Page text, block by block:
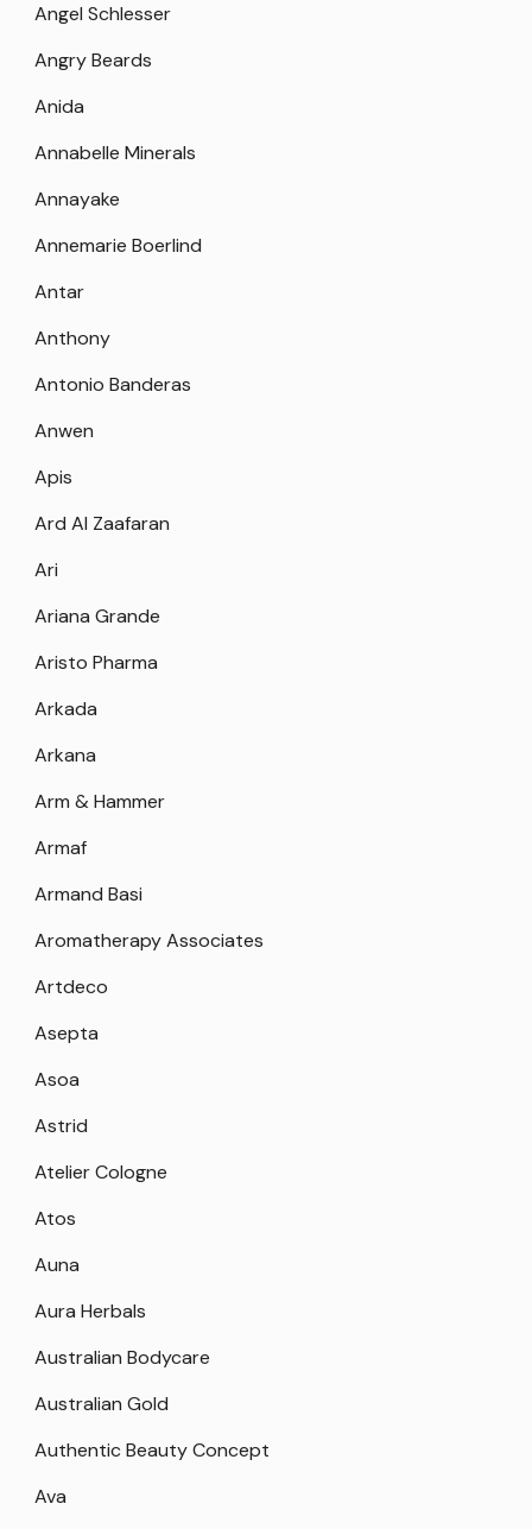
Angel Schlesser
Angry Beards
Anida
Annabelle Minerals
Annayake
Annemarie Boerlind
Antar
Anthony
Antonio Banderas
Anwen
Apis
Ard Al Zaafaran
Ari
Ariana Grande
Aristo Pharma
Arkada
Arkana
Arm & Hammer
Armaf
Armand Basi
Aromatherapy Associates
Artdeco
Asepta
Asoa
Astrid
Atelier Cologne
Atos
Auna
Aura Herbals
Australian Bodycare
Australian Gold
Authentic Beauty Concept
Ava